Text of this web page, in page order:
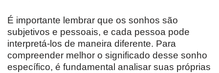
É importante lembrar que os sonhos são
subjetivos e pessoais, e cada pessoa pode
interpretá-los de maneira diferente. Para
compreender melhor o significado desse sonho
específico, é fundamental analisar suas próprias